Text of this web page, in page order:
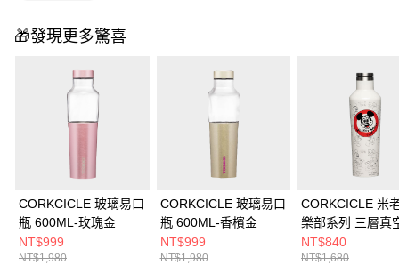
【注意事項】
用戶於交易時，得透過本服務購買商品或服務，並由商店將買賣／分期付款
買賣價金債權讓與本公司後，依約使用本公司帳單繳交帳款。
2.基於同意付款使用「大哥付你分期」之契約關係目的，商店將以您的個人
資料（包含姓名、電話或地址）提供予台灣大哥大進項蒐集、處理及利用，
由本公司與您本人進行分期帳單所需資料之確認、核對及更正。
3.完整用戶服務條款，請詳閱以下連結： https://oppay.tw/userRule
🎁發現更多驚喜
CORKCICLE 玻璃易口
瓶 600ML-玫瑰金
NT$999
NT$1,980
CORKCICLE 玻璃易口
瓶 600ML-香檳金
NT$999
NT$1,980
CORKCICLE 米
樂部系列 三層真
口瓶 475ML-復
NT$840
NT$1,680